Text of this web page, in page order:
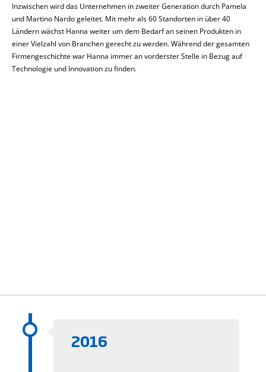
Inzwischen wird das Unternehmen in zweiter Generation durch Pamela
und Martino Nardo geleitet. Mit mehr als 60 Standorten in über 40
Ländern wächst Hanna weiter um dem Bedarf an seinen Produkten in
einer Vielzahl von Branchen gerecht zu werden. Während der gesamten
Firmengeschichte war Hanna immer an vorderster Stelle in Bezug auf
Technologie und Innovation zu finden.
2016